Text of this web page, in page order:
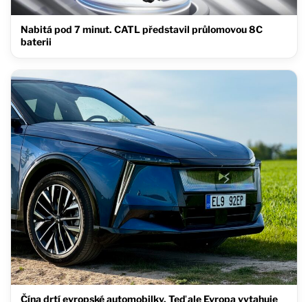
Nabitá pod 7 minut. CATL představil průlomovou 8C
baterii
Čína drtí evropské automobilky. Teď ale Evropa vytahuje